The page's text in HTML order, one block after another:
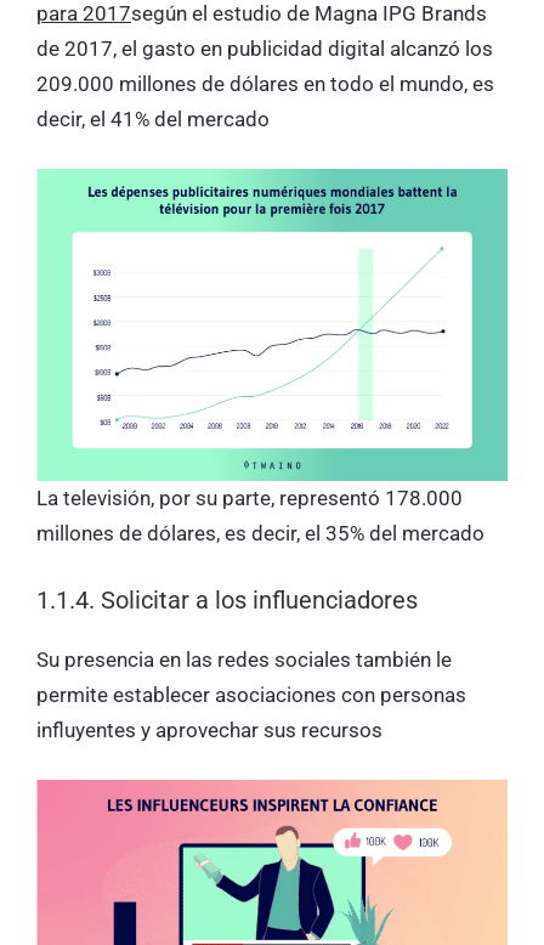
para 2017según el estudio de Magna IPG Brands
de 2017, el gasto en publicidad digital alcanzó los
209.000 millones de dólares en todo el mundo, es
decir, el 41% del mercado
La televisión, por su parte, representó 178.000
millones de dólares, es decir, el 35% del mercado
1.1.4. Solicitar a los influenciadores
Su presencia en las redes sociales también le
permite establecer asociaciones con personas
influyentes y aprovechar sus recursos